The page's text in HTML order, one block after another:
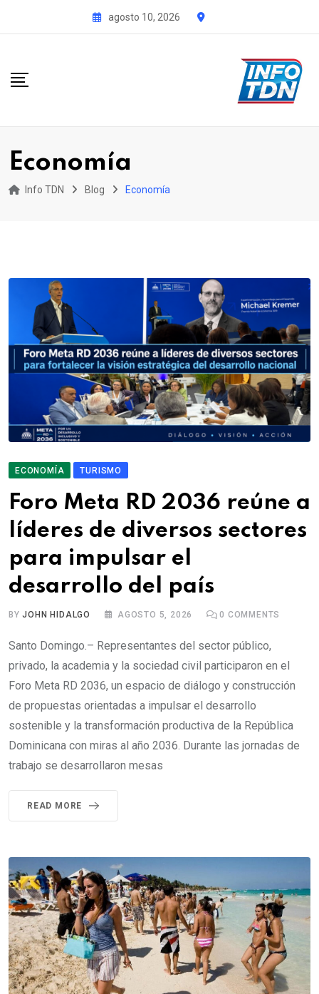
agosto 10, 2026
Economía
Info TDN Blog Economía
ECONOMÍA TURISMO
Foro Meta RD 2036 reúne a
líderes de diversos sectores
para impulsar el
desarrollo del país
BYJOHN HIDALGO AGOSTO 5, 2026 0 COMMENTS
Santo Domingo.– Representantes del sector público,
privado, la academia y la sociedad civil participaron en el
Foro Meta RD 2036, un espacio de diálogo y construcción
de propuestas orientadas a impulsar el desarrollo
sostenible y la transformación productiva de la República
Dominicana con miras al año 2036. Durante las jornadas de
trabajo se desarrollaron mesas
READ MORE